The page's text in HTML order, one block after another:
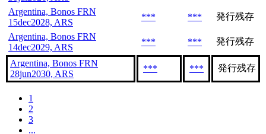
Argentina, Bonos FRN
15dec2028, ARS
*** ***
発行残存
Argentina, Bonos FRN
14dec2029, ARS
*** *** 発行残存
Argentina, Bonos FRN
28jun2030, ARS
*** *** 発行残存
1
2
3
...